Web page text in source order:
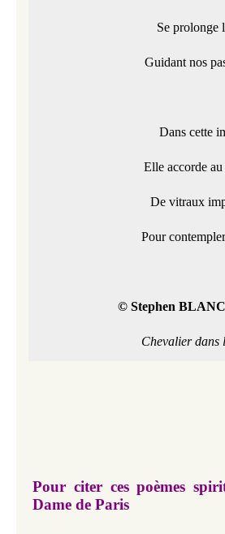
Se prolonge
Guidant nos
Dans cette
Elle accorde au
De vitraux
Pour
© Stephen
Chevalier dans
Pour citer ces poèmes
Dame de Paris